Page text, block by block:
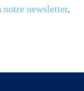
notre newsletter.